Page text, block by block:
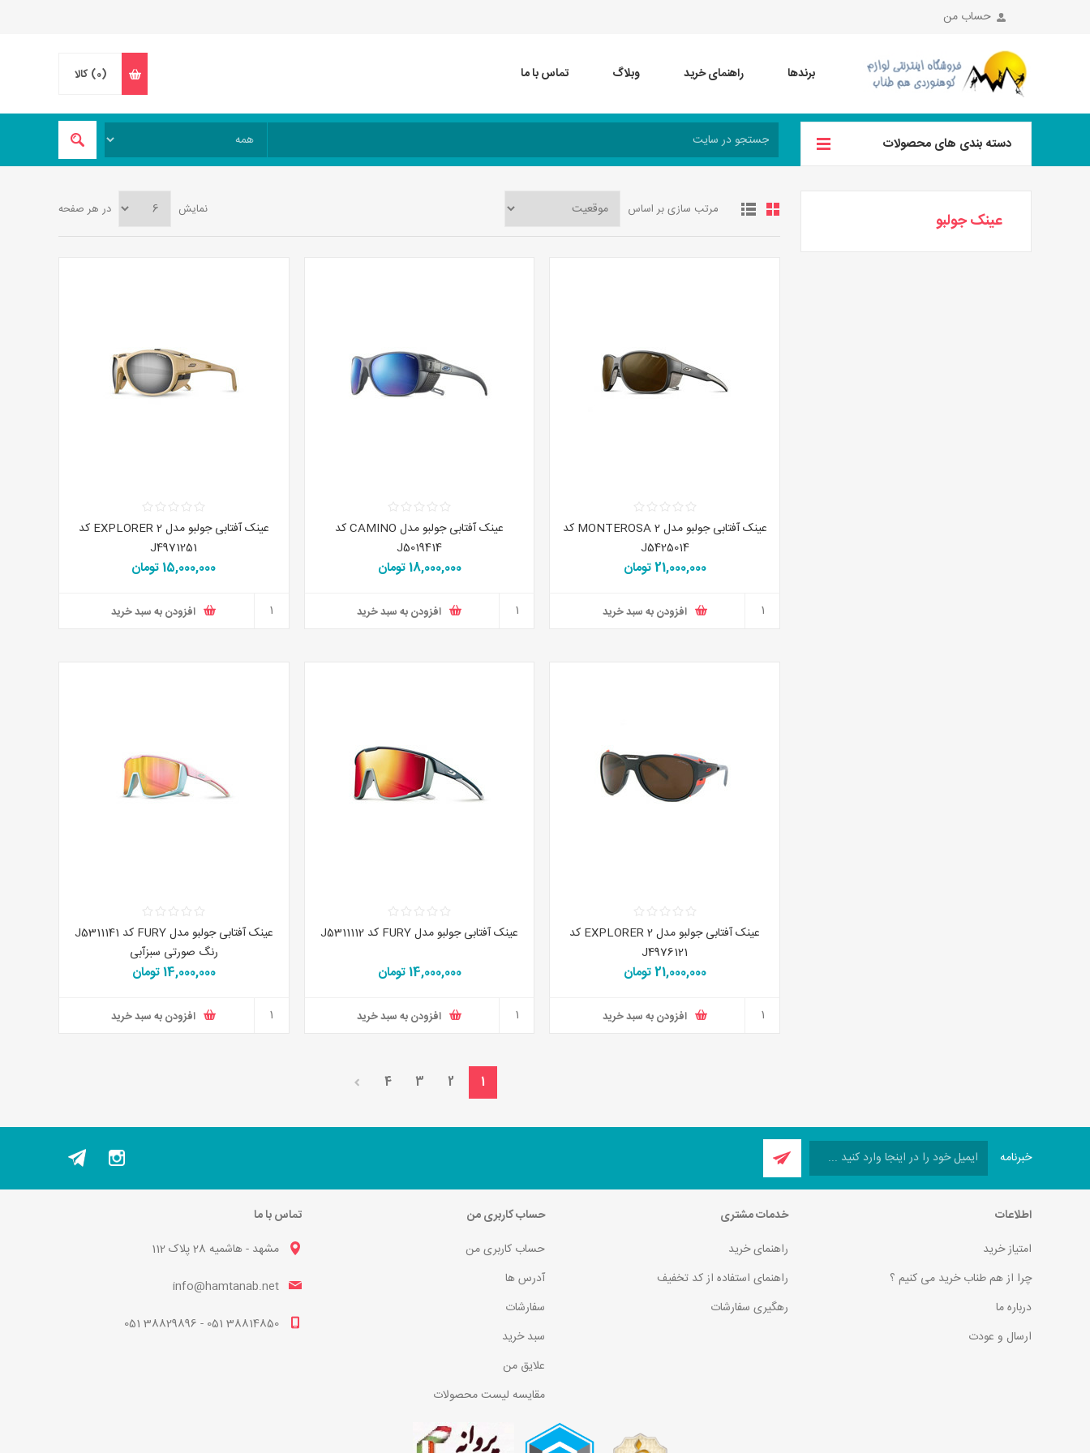
حساب من
برندها راهنمای خرید وبلاگ تماس با ما (0) کالا
دسته بندی های محصولات
مرتب سازی بر اساس نمایش در هر صفحه
عینک آفتابی جولبو مدل MONTEROSA 2 کد
J5425014
21,000,000 تومان
افزودن به سبد خرید
عینک آفتابی جولبو مدل CAMINO کد
J5019414
18,000,000 تومان
افزودن به سبد خرید
عینک آفتابی جولبو مدل EXPLORER 2 کد
J4971251
15,000,000 تومان
افزودن به سبد خرید
عینک آفتابی جولبو مدل EXPLORER 2 کد
J4976121
21,000,000 تومان
افزودن به سبد خرید
عینک آفتابی جولبو مدل FURY کد J5311112
14,000,000 تومان
افزودن به سبد خرید
عینک آفتابی جولبو مدل FURY کد J5311141
رنگ صورتی سبزآبی
14,000,000 تومان
افزودن به سبد خرید
1
2
3
4
عینک جولبو
خبرنامه
اطلاعات
امتیاز خرید
چرا از هم طناب خرید می کنیم ؟
درباره ما
ارسال و عودت
خدمات مشتری
راهنمای خرید
راهنمای استفاده از کد تخفیف
رهگیری سفارشات
حساب کاربری من
حساب کاربری من
آدرس ها
سفارشات
سبد خرید
علایق من
مقایسه لیست محصولات
تماس با ما
مشهد - هاشمیه 28 پلاک 112
info@hamtanab.net
38814850 051 - 38829896 051